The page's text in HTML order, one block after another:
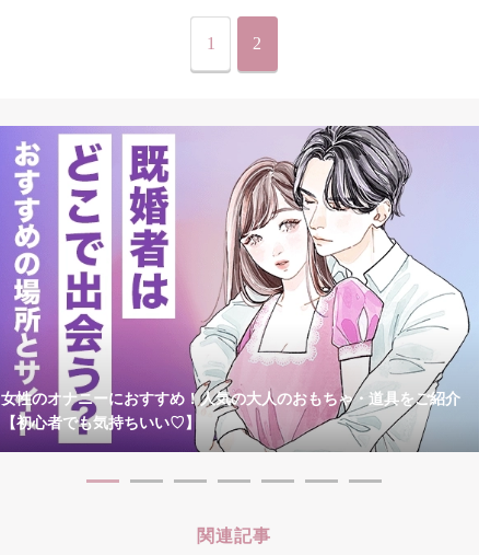
1 2
女性のオナニーにおすすめ！人気の大人のおもちゃ・道具をご紹介
【初心者でも気持ちいい♡】
関連記事